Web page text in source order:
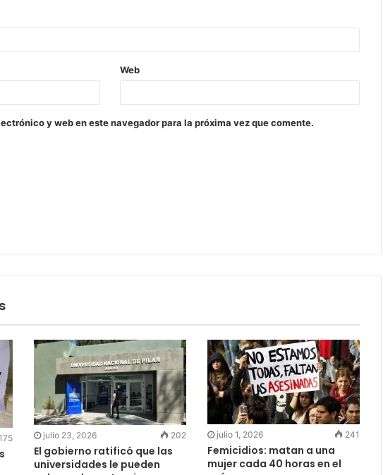
Web
y web en este navegador para la próxima vez que comente.
julio 23, 2026 202
El gobierno ratificó que las
universidades le pueden
julio 1, 2026 241
Femicidios: matan a una
mujer cada 40 horas en el